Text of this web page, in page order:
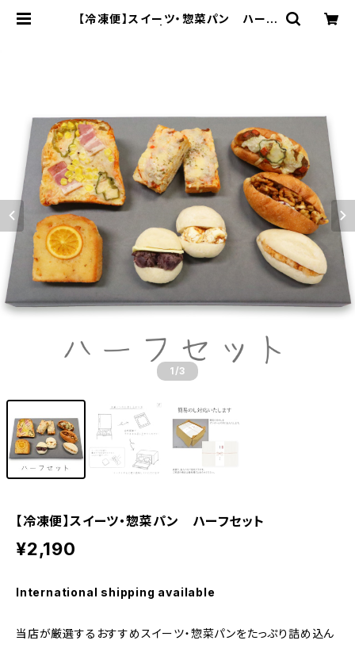
【冷凍便】スイーツ・惣菜パン ハーフ
1 /3
【冷凍便】スイーツ・惣菜パン ハーフセット
¥2,190
International shipping available
当店が厳選するおすすめスイーツ・惣菜パンをたっぷり詰め込ん